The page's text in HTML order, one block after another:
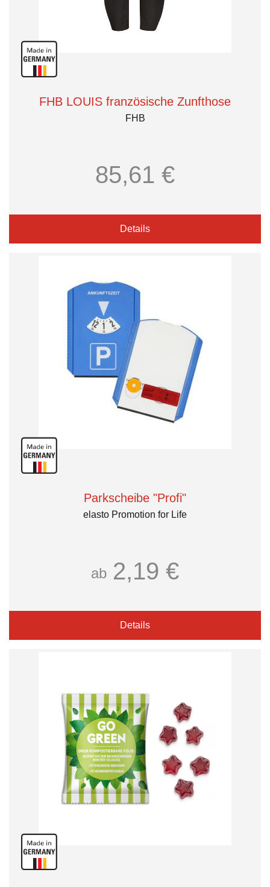
FHB LOUIS französische Zunfthose
FHB
85,61 €
Details
Parkscheibe "Profi"
elasto Promotion for Life
ab 2,19 €
Details